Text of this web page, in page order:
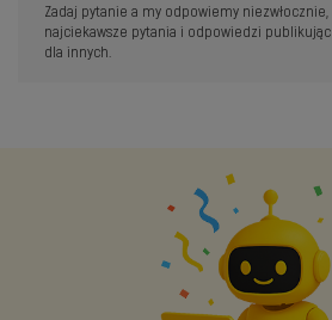
Zadaj pytanie a my odpowiemy niezwłocznie,
najciekawsze pytania i odpowiedzi publikując
dla innych.